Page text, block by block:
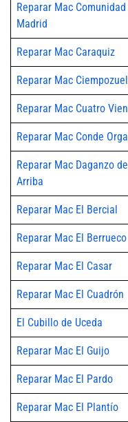
Reparar Mac Comunidad
Madrid
Reparar Mac Caraquiz
Reparar Mac
Reparar Mac Cuatro
Reparar Mac Conde
Reparar Mac Daganzo de
Arriba
Reparar Mac El Bercial
Reparar Mac El Berrueco
Reparar Mac El Casar
Reparar Mac El Cuadrón
El Cubillo de Uceda
Reparar Mac El Guijo
Reparar Mac El Pardo
Reparar Mac El Plantío